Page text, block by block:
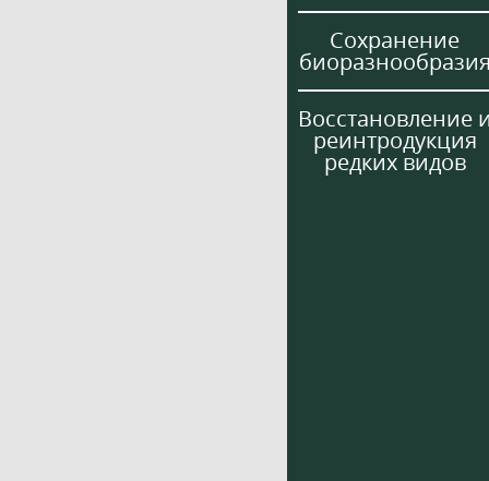
Сохранение
Восстановление
реинтродукция
редких видов